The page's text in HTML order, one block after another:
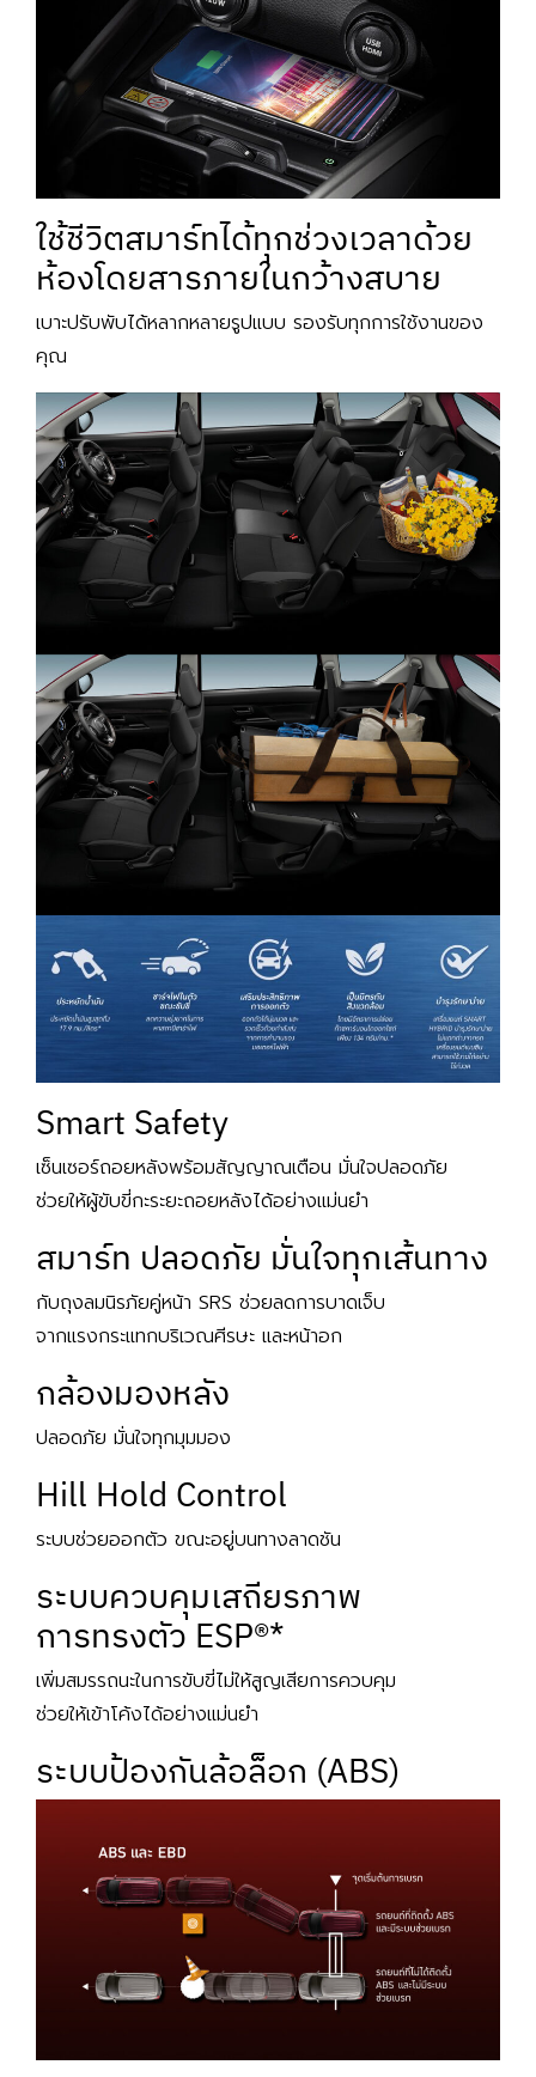
ใช้ชีวิตสมาร์ทได้ทุกช่วงเวลาด้วย
ห้องโดยสารภายในกว้างสบาย
เบาะปรับพับได้หลากหลายรูปแบบ รองรับทุกการใช้งานของ
คุณ
Smart Safety
เซ็นเซอร์ถอยหลังพร้อมสัญญาณเตือน มั่นใจปลอดภัย
ช่วยให้ผู้ขับขี่กะระยะถอยหลังได้อย่างแม่นยำ
สมาร์ท ปลอดภัย มั่นใจทุกเส้นทาง
กับถุงลมนิรภัยคู่หน้า SRS ช่วยลดการบาดเจ็บ
จากแรงกระแทกบริเวณศีรษะ และหน้าอก
กล้องมองหลัง
ปลอดภัย มั่นใจทุกมุมมอง
Hill Hold Control
ระบบช่วยออกตัว ขณะอยู่บนทางลาดชัน
ระบบควบคุมเสถียรภาพ
การทรงตัว ESP®*
เพิ่มสมรรถนะในการขับขี่ไม่ให้สูญเสียการควบคุม
ช่วยให้เข้าโค้งได้อย่างแม่นยำ
ระบบป้องกันล้อล็อก (ABS)